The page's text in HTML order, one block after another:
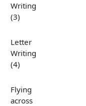
Writing
(3)
Letter
Writing
(4)
Flying
across